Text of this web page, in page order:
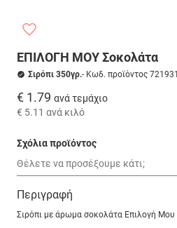
ΕΠΙΛΟΓΗ ΜΟΥ Σοκολάτα
Σιρόπι 350γρ.- Κωδ. προϊόντος 721931
€ 1.79 ανά τεμάχιο
€ 5.11 ανά κιλό
Σχόλια προϊόντος
Περιγραφή
Σιρόπι με άρωμα σοκολάτα Επιλογή Μου